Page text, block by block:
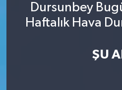
Dursunbey
Haftalık Hava
ŞU
Son Dakika Haberleri